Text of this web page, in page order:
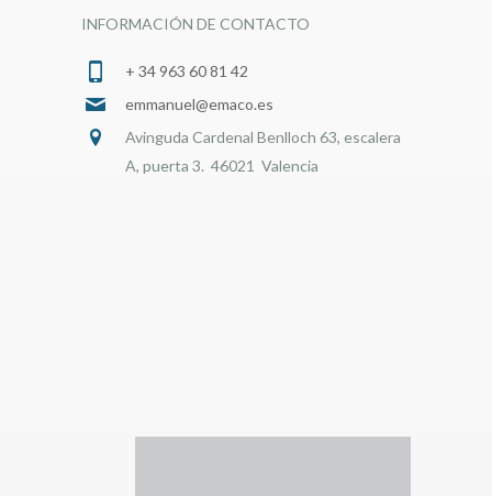
INFORMACIÓN DE CONTACTO
+ 34 963 60 81 42
emmanuel@emaco.es
Avinguda Cardenal Benlloch 63, escalera
A, puerta 3. 46021 Valencia